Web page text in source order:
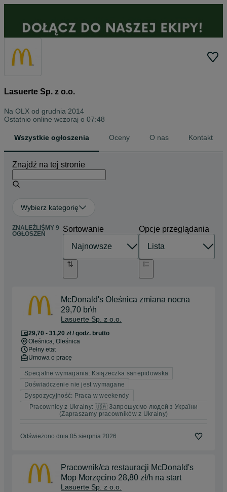
Lasuerte Sp. z o.o.
Na OLX od grudnia 2014
Ostatnio online wczoraj o 07:48
Wszystkie ogłoszenia Oceny O nas Kontakt
Znajdź na tej stronie
Wybierz kategorię
ZNALEŹLIŚMY 9
OGŁOSZEŃ
Sortowanie Opcje przeglądania
McDonald's Oleśnica zmiana nocna
29,70 br\h
Lasuerte Sp. z o.o.
29,70 - 31,20 zł / godz. brutto
Oleśnica, Oleśnica
Pełny etat
Umowa o pracę
Specjalne wymagania: Książeczka sanepidowska
Doświadczenie nie jest wymagane
Dyspozycyjność: Praca w weekendy
Pracownicy z Ukrainy: 🇺🇦 Запрошуємо людей з України
(Zapraszamy pracowników z Ukrainy)
Odświeżono dnia 05 sierpnia 2026
Pracownik/ca restauracji McDonald's
Mop Morzęcino 28,80 zł/h na start
Lasuerte Sp. z o.o.